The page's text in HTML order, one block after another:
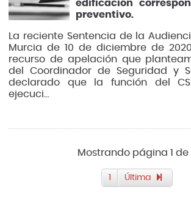
edificación
preventivo.
La reciente Sentencia de la
Murcia de 10 de diciembre de
recurso de apelación que
del Coordinador de Seguridad y
declarado que la función del
ejecuci...
Mostrando página 1 de
1 Última